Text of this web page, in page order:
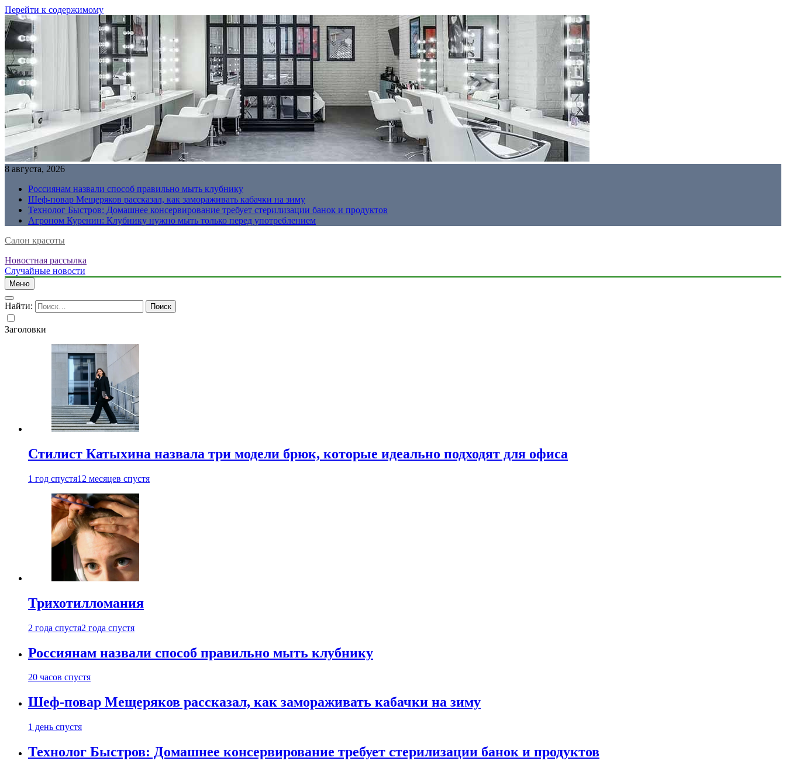
Перейти к содержимому
8 августа, 2026
Россиянам назвали способ правильно мыть клубнику
Шеф-повар Мещеряков рассказал, как замораживать кабачки на зиму
Технолог Быстров: Домашнее консервирование требует стерилизации банок и продуктов
Агроном Куренин: Клубнику нужно мыть только перед употреблением
Салон красоты
Новостная рассылка
Случайные новости
Меню
Найти:
Заголовки
Стилист Катыхина назвала три модели брюк, которые идеально подходят для офиса
1 год спустя12 месяцев спустя
Трихотилломания
2 года спустя2 года спустя
Россиянам назвали способ правильно мыть клубнику
20 часов спустя
Шеф-повар Мещеряков рассказал, как замораживать кабачки на зиму
1 день спустя
Технолог Быстров: Домашнее консервирование требует стерилизации банок и продуктов